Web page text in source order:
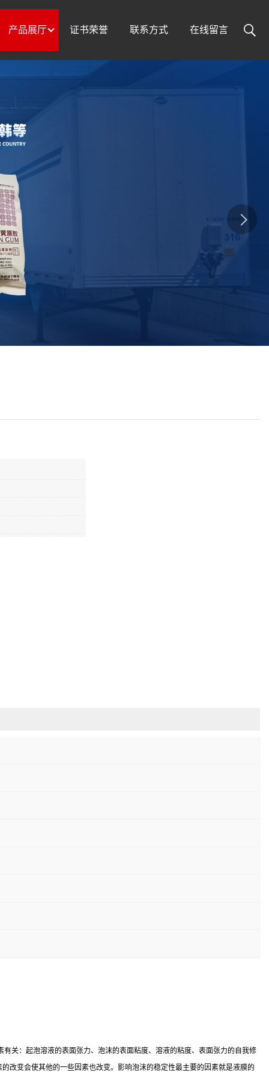
产品展厅 证书荣誉 联系方式 在线留言
关：起泡溶液的表面张力、泡沫的表面粘度、溶液的粘度、表面张力的自我修
改变会使其他的一些因素也改变。影响泡沫的稳定性最主要的因素就是液膜的